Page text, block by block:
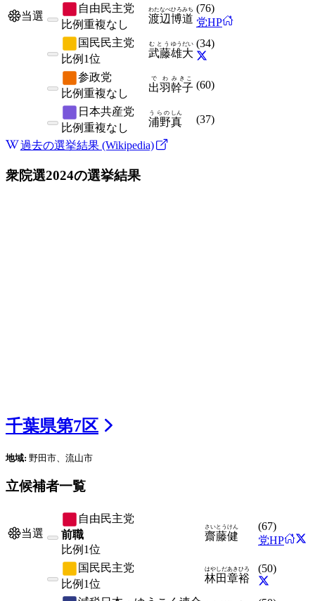
当選
自由民主党
比例重複なし 渡辺
わたなべ
博道
ひろみち (76)
党HP
国民民主党
比例 1位 武藤
むとう
雄大
ゆうだい (34)
参政党
比例重複なし 出羽
でわ
幹子
みきこ
(60)
日本共産党
比例重複なし 浦野
うらの
真
しん
(37)
過去の選挙結果 (Wikipedia)
衆院選2024の選挙結果
千葉県第7区
地域: 野田市、流山市
立候補者一覧
当選
自由民主党
前職
比例 1位
齋藤
さいとう
健
けん (67)
党HP
国民民主党
比例 1位 林田
はやしだ
章裕
あきひろ (50)